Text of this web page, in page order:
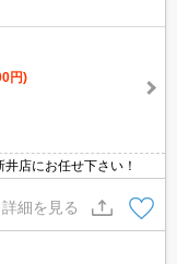
円)
店にお任せ下さい！
詳細を見る